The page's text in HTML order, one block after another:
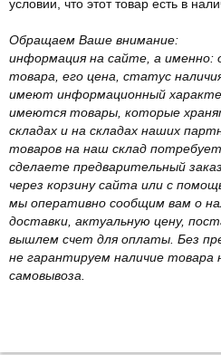
условии, что этот товар есть в
Обращаем Ваше внимание:
информация на сайте, а именно:
товара, его цена, статус
имеют информационный
имеются товары, которые
складах и на складах наших
товаров на наш склад
сделаете предварительный
через корзину сайта или с
мы оперативно сообщим вам о
доставки, актуальную цену,
вышлем счет для оплаты. Без
не гарантируем наличие товара
самовывоза.